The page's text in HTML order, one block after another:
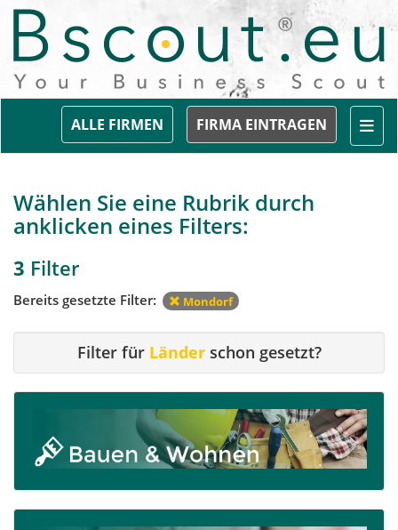
FIRMA EINTRAGEN
ALLE FIRMEN
Wählen Sie eine Rubrik durch
anklicken eines Filters:
3 Filter
Bereits gesetzte Filter: Mondorf
Filter für Länderschon gesetzt?